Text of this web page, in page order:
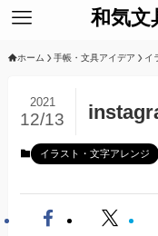
和気文
ホーム 手帳・文具アイデア イ
2021
12/13
イラスト・文字アレンジ